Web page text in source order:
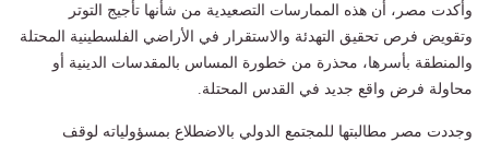
وأكدت مصر، أن هذه الممارسات التصعيدية من شأنها تأجيج التوتر
وتقويض فرص تحقيق التهدئة والاستقرار في الأراضي الفلسطينية المحتلة
والمنطقة بأسرها، محذرة من خطورة المساس بالمقدسات الدينية أو
محاولة فرض واقع جديد في القدس المحتلة.
وجددت مصر مطالبتها للمجتمع الدولي بالاضطلاع بمسؤولياته لوقف